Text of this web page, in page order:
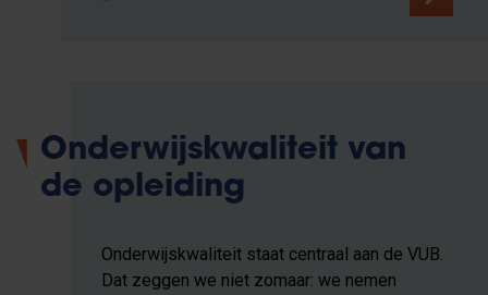
Onderwijskwaliteit van
de opleiding
Onderwijskwaliteit staat centraal aan de VUB.
Dat zeggen we niet zomaar: we nemen